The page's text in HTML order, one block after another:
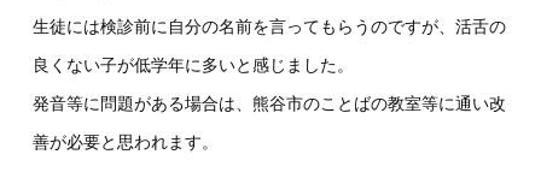
生徒には検診前に自分の名前を言ってもらうのですが、活舌の
良くない子が低学年に多いと感じました。
発音等に問題がある場合は、熊谷市のことばの教室等に通い改
善が必要と思われます。